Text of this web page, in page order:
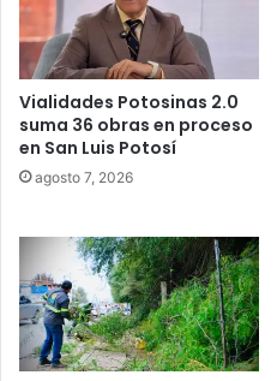
Vialidades Potosinas 2.0
suma 36 obras en proceso
en San Luis Potosí
agosto 7, 2026